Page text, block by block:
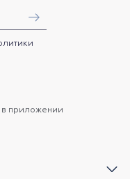
в приложении